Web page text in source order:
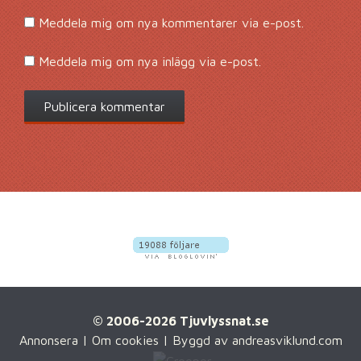
Meddela mig om nya kommentarer via e-post.
Meddela mig om nya inlägg via e-post.
© 2006-2026 Tjuvlyssnat.se
Annonsera | Om cookies | Byggd av andreasviklund.com